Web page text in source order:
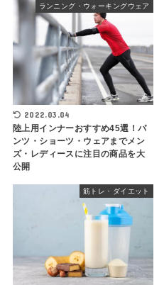
ランニング・ウォーキングウェア
2022.03.04
陸上用インナーおすすめ45選！パ
ンツ・ショーツ・ウェアまでメン
ズ・レディースに注目の商品を大
公開
筋トレ・ダイエット